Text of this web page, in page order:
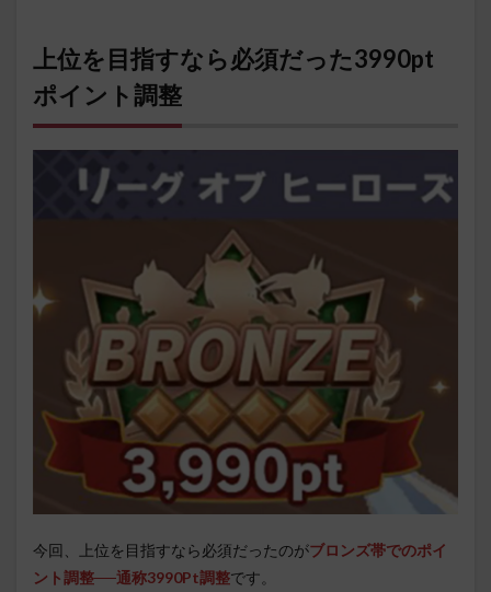
上位を目指すなら必須だった3990pt
ポイント調整
今回、上位を目指すなら必須だったのがブロンズ帯でのポイ
ント調整──通称3990Pt調整です。